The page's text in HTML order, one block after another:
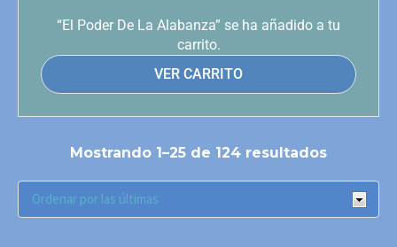
“El Poder De La Alabanza” se ha añadido a tu
carrito.
VER CARRITO
Mostrando 1–25 de 124 resultados